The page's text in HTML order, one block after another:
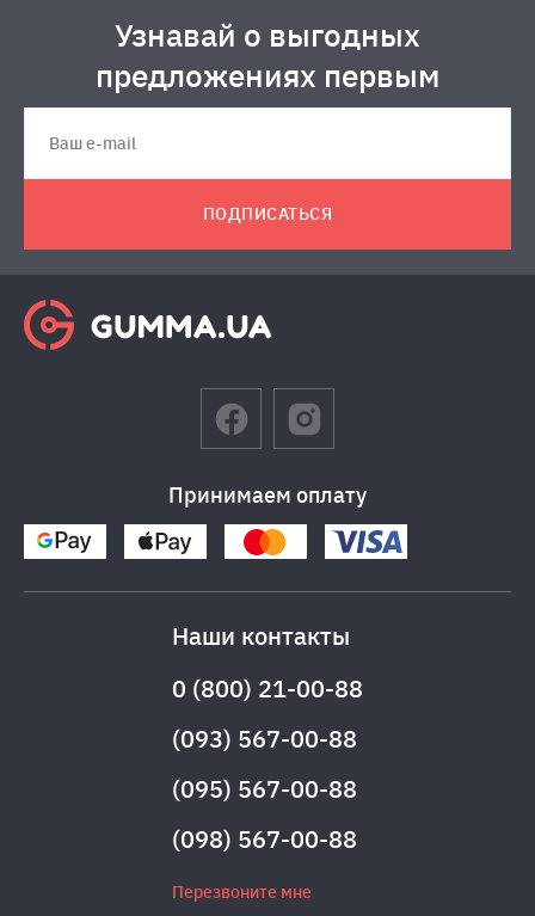
Узнавай о выгодных
предложениях первым
ПОДПИСАТЬСЯ
Принимаем оплату
Наши контакты
0 (800) 21-00-88
(093) 567-00-88
(095) 567-00-88
(098) 567-00-88
Перезвоните мне